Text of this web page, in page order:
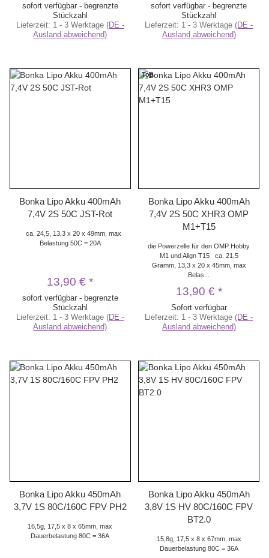
sofort verfügbar - begrenzte
Stückzahl
Lieferzeit: 1 - 3 Werktage (DE -
Ausland abweichend)
sofort verfügbar - begrenzte
Stückzahl
Lieferzeit: 1 - 3 Werktage(DE -
Ausland abweichend)
Bonka Lipo Akku 400mAh
7,4V 2S 50C JST-Rot
ca. 24,5, 13,3 x 20 x 49mm, max
Belastung 50C = 20A
13,90 €*
sofort verfügbar - begrenzte
Stückzahl
Lieferzeit: 1 - 3 Werktage (DE -
Ausland abweichend)
Top
Bonka Lipo Akku 400mAh
7,4V 2S 50C XHR3 OMP
M1+T15
die Powerzelle für den OMP Hobby
M1 und Align T15 ca. 21,5
Gramm, 13,3 x 20 x 45mm, max
Belas...
13,90 € *
Sofort verfügbar
Lieferzeit: 1 - 3 Werktage(DE -
Ausland abweichend)
Bonka Lipo Akku 450mAh
3,7V 1S 80C/160C FPV PH2
16,5g, 17,5 x 8 x 65mm, max
Dauerbelastung 80C = 36A
Bonka Lipo Akku 450mAh
3,8V 1S HV 80C/160C FPV
BT2.0
15,8g, 17,5 x 8 x 67mm, max
Dauerbelastung 80C = 36A